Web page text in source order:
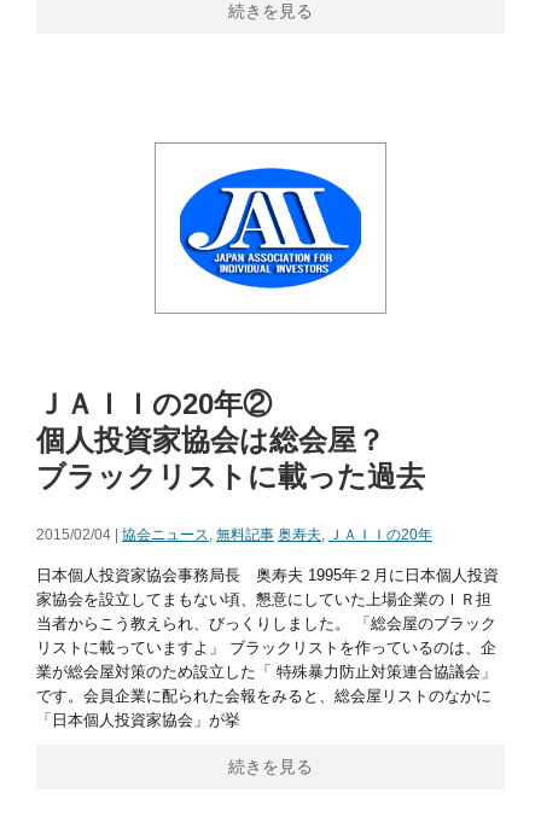
続きを見る
ＪＡＩＩの20年②
個人投資家協会は総会屋？
ブラックリストに載った過去
2015/02/04 | 協会ニュース, 無料記事 奥寿夫, ＪＡＩＩの20年
日本個人投資家協会事務局長 奥寿夫 1995年２月に日本個人投資
家協会を設立してまもない頃、懇意にしていた上場企業のＩＲ担
当者からこう教えられ、びっくりしました。 「総会屋のブラック
リストに載っていますよ」 ブラックリストを作っているのは、企
業が総会屋対策のため設立した「 特殊暴力防止対策連合協議会」
です。会員企業に配られた会報をみると、総会屋リストのなかに
「日本個人投資家協会」が挙
続きを見る